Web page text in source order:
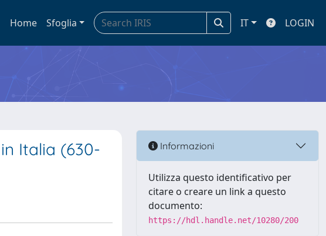
Home Sfoglia IT LOGIN
Italia (630-
Informazioni
Utilizza questo identificativo per
citare o creare un link a questo
documento:
https://hdl.handle.net/10280/200